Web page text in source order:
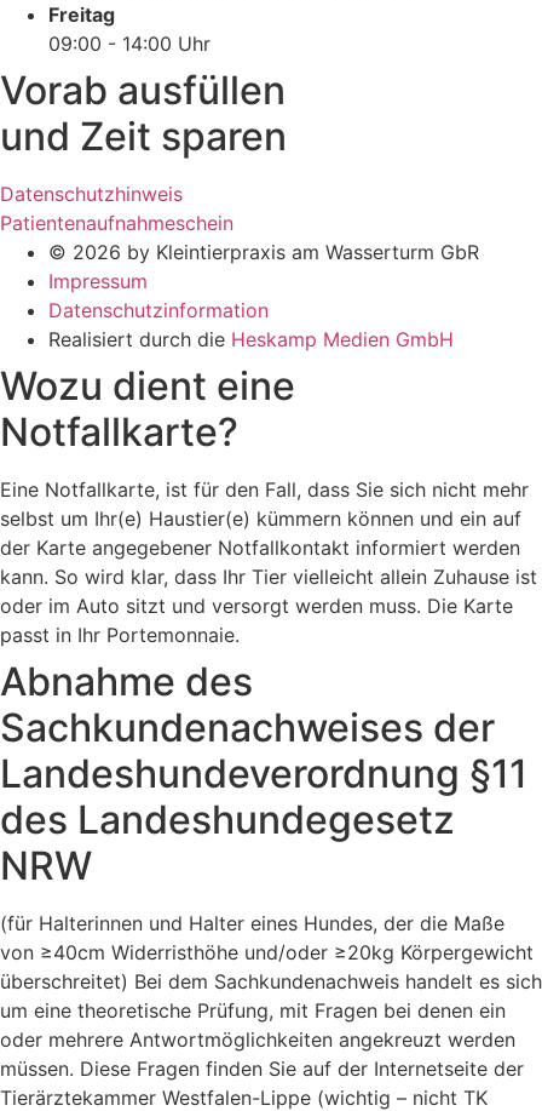
Freitag
09:00 - 14:00 Uhr
Vorab ausfüllen
und Zeit sparen
Datenschutzhinweis
Patientenaufnahmeschein
© 2026 by Kleintierpraxis am Wasserturm GbR
Impressum
Datenschutzinformation
Realisiert durch die Heskamp Medien GmbH
Wozu dient eine
Notfallkarte?
Eine Notfallkarte, ist für den Fall, dass Sie sich nicht mehr
selbst um Ihr(e) Haustier(e) kümmern können und ein auf
der Karte angegebener Notfallkontakt informiert werden
kann. So wird klar, dass Ihr Tier vielleicht allein Zuhause ist
oder im Auto sitzt und versorgt werden muss. Die Karte
passt in Ihr Portemonnaie.
Abnahme des
Sachkundenachweises der
Landeshundeverordnung §11
des Landeshundegesetz
NRW
(für Halterinnen und Halter eines Hundes, der die Maße
von ≥40cm Widerristhöhe und/oder ≥20kg Körpergewicht
überschreitet) Bei dem Sachkundenachweis handelt es sich
um eine theoretische Prüfung, mit Fragen bei denen ein
oder mehrere Antwortmöglichkeiten angekreuzt werden
müssen. Diese Fragen finden Sie auf der Internetseite der
Tierärztekammer Westfalen-Lippe (wichtig – nicht TK